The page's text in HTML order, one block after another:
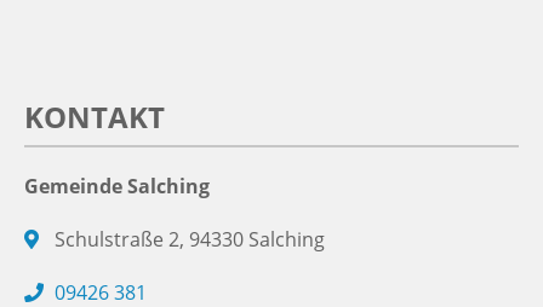
KONTAKT
Gemeinde Salching
Schulstraße 2, 94330 Salching
09426 381